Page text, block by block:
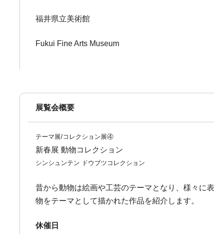
福井県立美術館
Fukui Fine Arts Museum
展覧会概要
テーマ展/コレクション展④
新春展 動物コレクション
シンシュンテン ドウブツコレクション
昔から動物は絵画や工芸のテーマとなり、様々に
物をテーマとして描かれた作品を紹介します。
休催日